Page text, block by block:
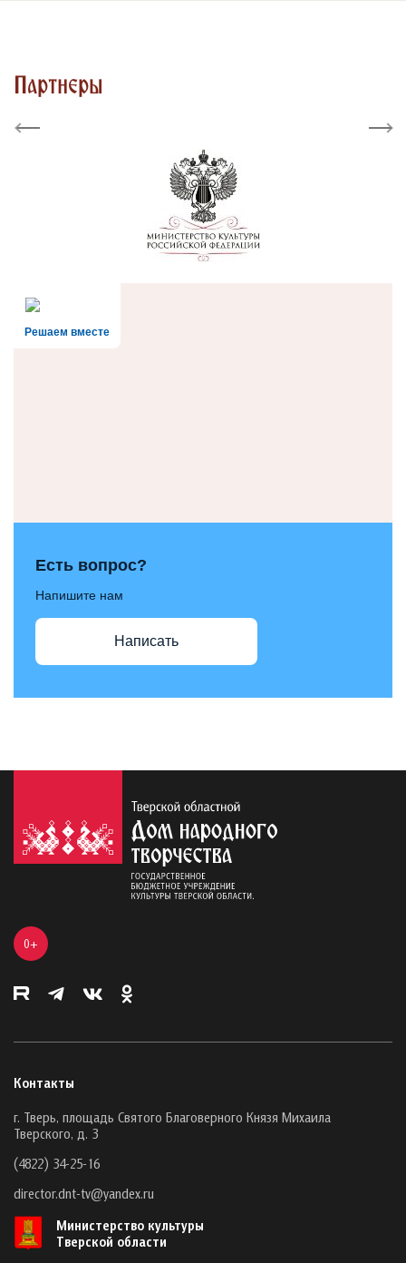
Партнеры
Previous Next
Решаем вместе
Есть вопрос?
Напишите нам
Написать
0+
Контакты
г. Тверь, площадь Святого Благоверного Князя Михаила
Тверского, д. 3
(4822) 34-25-16
director.dnt-tv@yandex.ru
Министерство культуры
Тверской области